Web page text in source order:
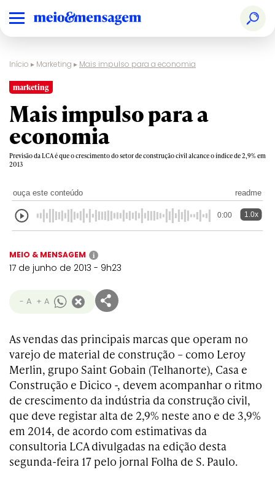
Início ▸ Marketing ▸ Mais impulso para a economia
marketing
Mais impulso para a
economia
Previsão da LCA é que o crescimento do setor de construção civil alcance o índice de 2,9% em
2013
ouça este conteúdo readme
0:00 1.0x
MEIO & MENSAGEM i
17 de junho de 2013 - 9h23
- A + A
As vendas das principais marcas que operam no
varejo de material de construção – como Leroy
Merlin, grupo Saint Gobain (Telhanorte), Casa e
Construção e Dicico -, devem acompanhar o ritmo
de crescimento da indústria da construção civil,
que deve registar alta de 2,9% neste ano e de 3,9%
em 2014, de acordo com estimativas da
consultoria LCA divulgadas na edição desta
segunda-feira 17 pelo jornal Folha de S. Paulo.